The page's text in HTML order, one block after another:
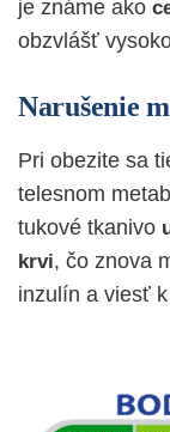
je známe ako
obzvlášť
Narušenie
Pri obezite sa
telesnom
tukové tkanivo
krvi, čo znova
inzulín a viesť